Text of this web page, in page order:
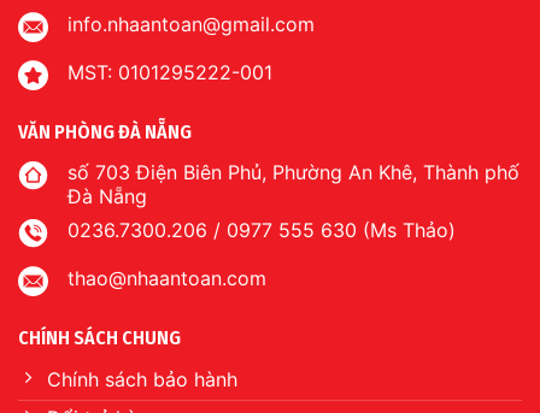
info.nhaantoan@gmail.com
MST: 0101295222-001
VĂN PHÒNG ĐÀ NẴNG
số 703 Điện Biên Phủ, Phường An Khê, Thành phố
Đà Nẵng
0236.7300.206 / 0977 555 630 (Ms Thảo)
thao@nhaantoan.com
CHÍNH SÁCH CHUNG
Chính sách bảo hành